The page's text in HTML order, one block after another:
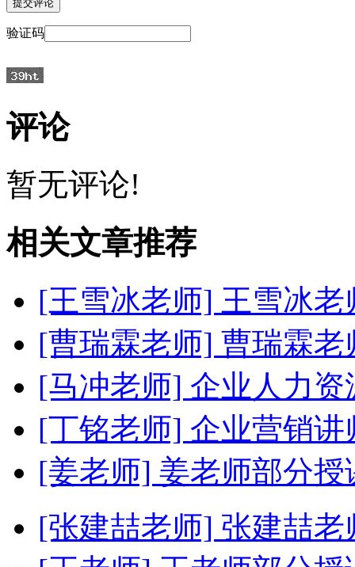
验证码
评论
暂无评论!
相关文章推荐
[王雪冰老师] 王雪冰老
[曹瑞霖老师] 曹瑞霖老
[马冲老师] 企业人力
[丁铭老师] 企业营销
[姜老师] 姜老师部分授
[张建喆老师] 张建喆老